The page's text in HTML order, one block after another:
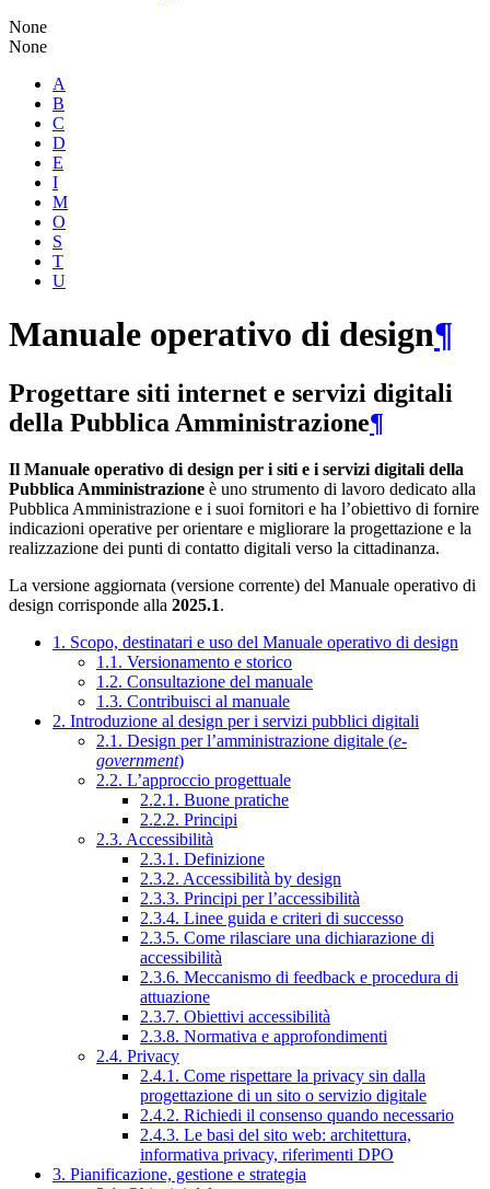
None
None
A
B
C
D
E
I
M
O
S
T
U
Manuale operativo di design¶
Progettare siti internet e servizi digitali
della Pubblica Amministrazione¶
Il Manuale operativo di design per i siti e i servizi digitali della
Pubblica Amministrazione è uno strumento di lavoro dedicato alla
Pubblica Amministrazione e i suoi fornitori e ha l’obiettivo di fornire
indicazioni operative per orientare e migliorare la progettazione e la
realizzazione dei punti di contatto digitali verso la cittadinanza.
La versione aggiornata (versione corrente) del Manuale operativo di
design corrisponde alla 2025.1.
1. Scopo, destinatari e uso del Manuale operativo di design
1.1. Versionamento e storico
1.2. Consultazione del manuale
1.3. Contribuisci al manuale
2. Introduzione al design per i servizi pubblici digitali
2.1. Design per l’amministrazione digitale (e-
government)
2.2. L’approccio progettuale
2.2.1. Buone pratiche
2.2.2. Principi
2.3. Accessibilità
2.3.1. Definizione
2.3.2. Accessibilità by design
2.3.3. Principi per l’accessibilità
2.3.4. Linee guida e criteri di successo
2.3.5. Come rilasciare una dichiarazione di
accessibilità
2.3.6. Meccanismo di feedback e procedura di
attuazione
2.3.7. Obiettivi accessibilità
2.3.8. Normativa e approfondimenti
2.4. Privacy
2.4.1. Come rispettare la privacy sin dalla
progettazione di un sito o servizio digitale
2.4.2. Richiedi il consenso quando necessario
2.4.3. Le basi del sito web: architettura,
informativa privacy, riferimenti DPO
3. Pianificazione, gestione e strategia